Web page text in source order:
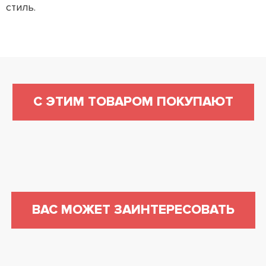
стиль.
С ЭТИМ ТОВАРОМ ПОКУПАЮТ
ВАС МОЖЕТ ЗАИНТЕРЕСОВАТЬ